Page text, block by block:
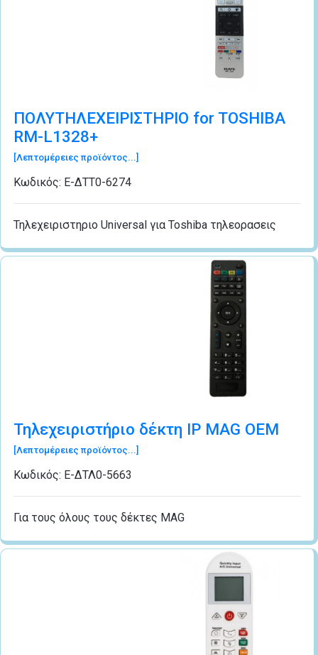
ΠΟΛΥΤΗΛΕΧΕΙΡΙΣΤΗΡΙΟ for TOSHIBA
RM-L1328+
[Λεπτομέρειες προϊόντος...]
Κωδικός: Ε-ΔΤΤ0-6274
Τηλεχειριστηριο Universal για Toshiba τηλεορασεις
Τηλεχειριστήριο δέκτη IP MAG OEM
[Λεπτομέρειες προϊόντος...]
Κωδικός: Ε-ΔΤΛ0-5663
Για τους όλους τους δέκτες MAG